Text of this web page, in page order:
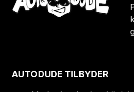
AUTODUDE TILBYDER